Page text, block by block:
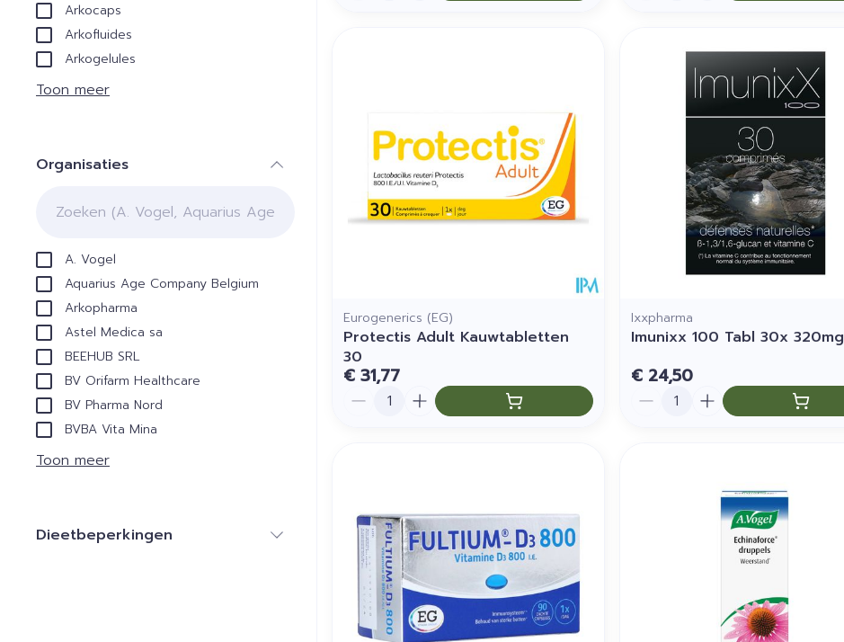
Arkocaps
Arkofluides
Arkogelules
Toon meer
Organisaties
A. Vogel
Aquarius Age Company Belgium
Arkopharma
Astel Medica sa
BEEHUB SRL
BV Orifarm Healthcare
BV Pharma Nord
BVBA Vita Mina
Toon meer
Dieetbeperkingen
Eurogenerics (EG)
Protectis Adult Kauwtabletten
30
€ 31,77
Aantal
Ixxpharma
Imunixx 100 Tabl 30x 320mg
€ 24,50
Aantal